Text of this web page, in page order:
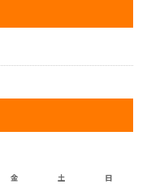
金 土 日